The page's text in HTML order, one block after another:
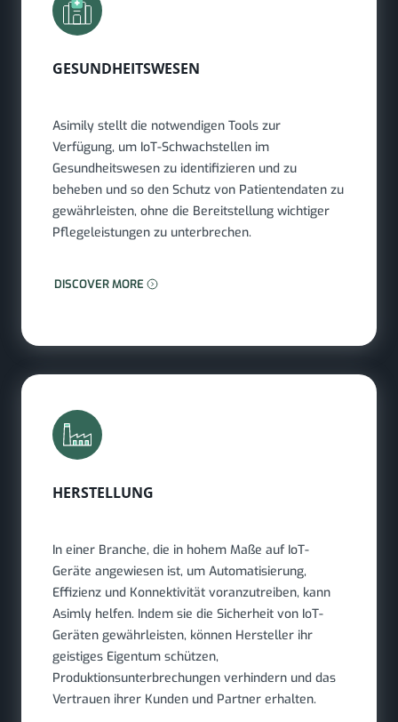
GESUNDHEITSWESEN
Asimily stellt die notwendigen Tools zur
Verfügung, um IoT-Schwachstellen im
Gesundheitswesen zu identifizieren und zu
beheben und so den Schutz von Patientendaten zu
gewährleisten, ohne die Bereitstellung wichtiger
Pflegeleistungen zu unterbrechen.
DISCOVER MORE MEHR ERFAHREN: GESUNDHEITSWESEN
HERSTELLUNG
In einer Branche, die in hohem Maße auf IoT-
Geräte angewiesen ist, um Automatisierung,
Effizienz und Konnektivität voranzutreiben, kann
Asimly helfen. Indem sie die Sicherheit von IoT-
Geräten gewährleisten, können Hersteller ihr
geistiges Eigentum schützen,
Produktionsunterbrechungen verhindern und das
Vertrauen ihrer Kunden und Partner erhalten.